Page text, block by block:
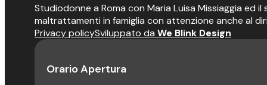
Studiodonne a Roma con Maria Luisa Missiaggia ed
maltrattamenti in famiglia con attenzione anche al
Privacy policySviluppato da We Blink Design
Orario Apertura